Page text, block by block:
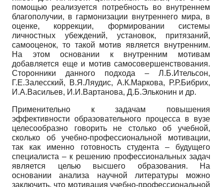
помощью реализуется потребность во внутреннем
благополучии, в гармонизации внутреннего мира, в
оценке, коррекции, формировании системы
личностных убеждений, установок, притязаний,
самооценок, то такой мотив является внутренним.
На этом основании к внутренним мотивам
добавляется еще и мотив самосовершенствования.
Сторонники данного подхода – Л.Б.Ительсон,
Г.Е.Залесский, В.Я.Ляудис, А.К.Маркова, Р.Р.Бибрих,
И.А.Васильев, И.И.Вартанова, Д.Б.Эльконин и др.
Применительно к задачам повышения
эффективности образовательного процесса в вузе
целесообразно говорить не столько об учебной,
сколько об учебно-профессиональной мотивации,
так как именно готовность студента – будущего
специалиста – к решению профессиональных задач
является целью высшего образования. На
основании анализа научной литературы можно
заключить, что мотивация учебно-профессиональной